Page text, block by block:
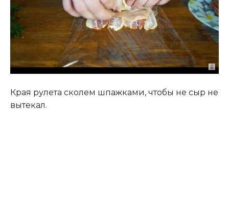
Края рулета сколем шпажками, чтобы не сыр не
вытекал.